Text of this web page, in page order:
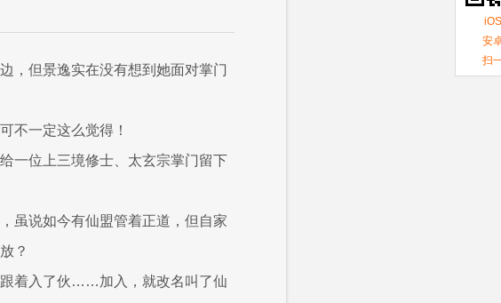
，但景逸实在没有想到她面对掌门
不一定这么觉得！
一位上三境修士、太玄宗掌门留下
虽说如今有仙盟管着正道，但自家
？
着入了伙……加入，就改名叫了仙
安
扫